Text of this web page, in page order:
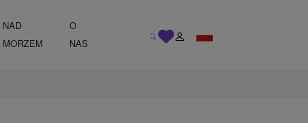
NAD
MORZEM
O
NAS